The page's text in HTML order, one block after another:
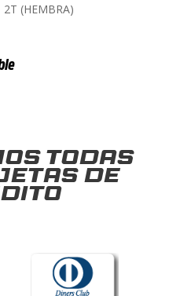
2T (HEMBRA)
todas
de